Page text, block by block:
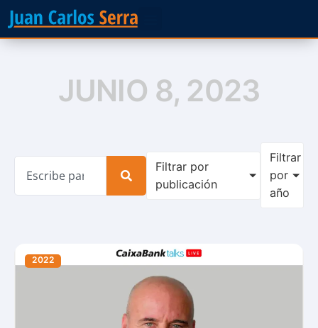
JUNIO 8, 2023
Filtrar por
publicación
Filtrar
por
año
2022